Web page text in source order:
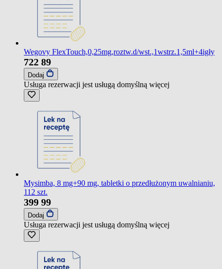
Wegovy FlexTouch,0,25mg,roztw.d/wst.,1wstrz.1,5ml+4igły
722 89
Dodaj
Usługa rezerwacji jest usługą domyślną więcej
Mysimba, 8 mg+90 mg, tabletki o przedłużonym uwalnianiu,
112 szt.
399 99
Dodaj
Usługa rezerwacji jest usługą domyślną więcej